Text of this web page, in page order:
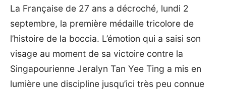
La Française de 27 ans a décroché, lundi 2
septembre, la première médaille tricolore de
l’histoire de la boccia. L’émotion qui a saisi son
visage au moment de sa victoire contre la
Singapourienne Jeralyn Tan Yee Ting a mis en
lumière une discipline jusqu’ici très peu connue